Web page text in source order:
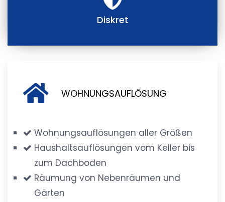
Diskret
WOHNUNGSAUFLÖSUNG
Wohnungsauflösungen aller Größen
Haushaltsauflösungen vom Keller bis
zum Dachboden
Räumung von Nebenräumen und
Gärten